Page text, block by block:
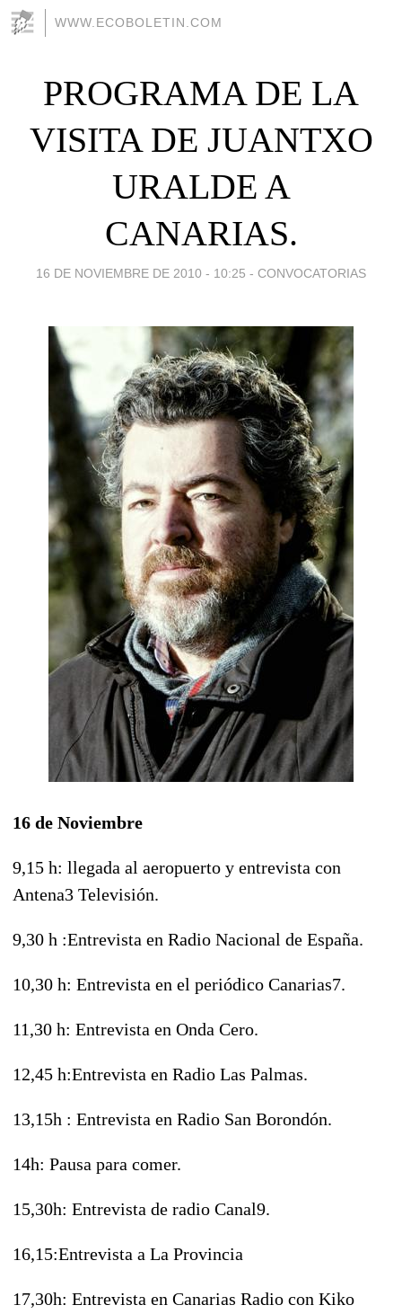
WWW.ECOBOLETIN.COM
PROGRAMA DE LA
VISITA DE JUANTXO
URALDE A
CANARIAS.
16 DE NOVIEMBRE DE 2010 - 10:25 - CONVOCATORIAS
16 de Noviembre
9,15 h: llegada al aeropuerto y entrevista con
Antena3 Televisión.
9,30 h :Entrevista en Radio Nacional de España.
10,30 h: Entrevista en el periódico Canarias7.
11,30 h: Entrevista en Onda Cero.
12,45 h:Entrevista en Radio Las Palmas.
13,15h : Entrevista en Radio San Borondón.
14h: Pausa para comer.
15,30h: Entrevista de radio Canal9.
16,15:Entrevista a La Provincia
17,30h: Entrevista en Canarias Radio con Kiko